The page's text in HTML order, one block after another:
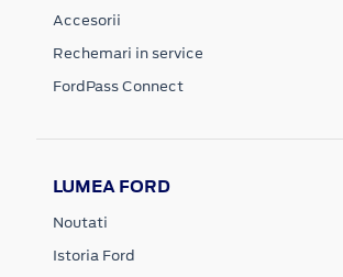
Accesorii
Rechemari in service
FordPass Connect
LUMEA FORD
Noutati
Istoria Ford